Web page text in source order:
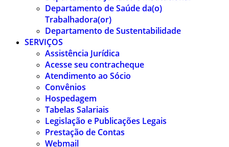
Departamento de Saúde da(o)
Trabalhadora(or)
Departamento de Sustentabilidade
SERVIÇOS
Assistência Jurídica
Acesse seu contracheque
Atendimento ao Sócio
Convênios
Hospedagem
Tabelas Salariais
Legislação e Publicações Legais
Prestação de Contas
Webmail